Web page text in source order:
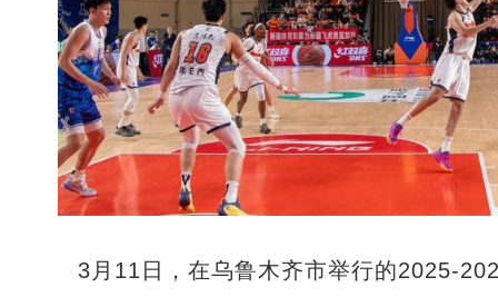
3月11日，在乌鲁木齐市举行的2025-